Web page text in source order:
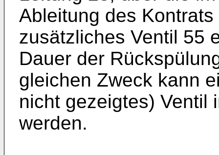
Ableitung des
zusätzliches Ventil 55
Dauer der
gleichen Zweck kann
nicht gezeigtes) Ventil
werden.